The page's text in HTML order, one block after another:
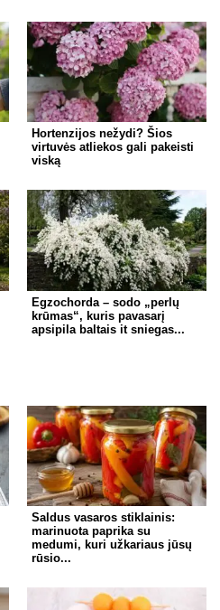
Hortenzijos nežydi? Šios
virtuvės atliekos gali pakeisti
viską
Egzochorda – sodo „perlų
krūmas“, kuris pavasarį
apsipila baltais it sniegas...
Saldus vasaros stiklainis:
marinuota paprika su
medumi, kuri užkariaus jūsų
rūsio...